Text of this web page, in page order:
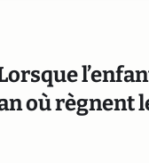
où règnent